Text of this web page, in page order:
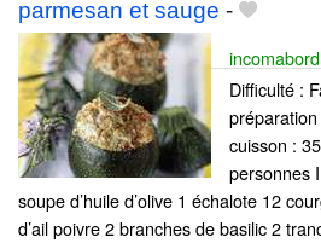
parmesan et sauge -
incomabord
Difficulté :
cuisson :
personnes
soupe d’huile d’olive 1 échalote 12
d’ail poivre 2 branches de basilic 2